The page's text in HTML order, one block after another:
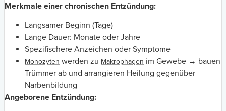
Merkmale einer chronischen Entzündung:
Langsamer Beginn (Tage)
Lange Dauer: Monate oder Jahre
Spezifischere Anzeichen oder Symptome
Monozyten werden zu Makrophagen im Gewebe → bauen
Trümmer ab und arrangieren Heilung gegenüber
Narbenbildung
Angeborene Entzündung: